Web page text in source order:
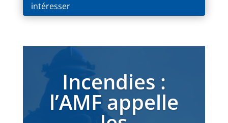
intéresser
Incendies :
l’AMF appelle